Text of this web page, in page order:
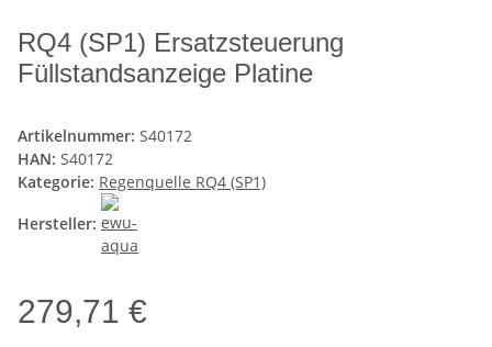
RQ4 (SP1) Ersatzsteuerung
Füllstandsanzeige Platine
Artikelnummer: S40172
HAN: S40172
Kategorie: Regenquelle RQ4 (SP1)
Hersteller:
279,71 €